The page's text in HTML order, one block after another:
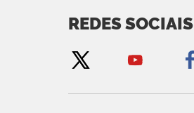
REDES SOCIAIS